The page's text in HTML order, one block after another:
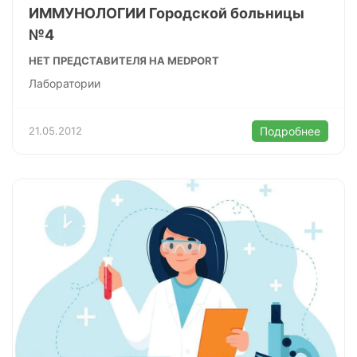
ИММУНОЛОГИИ Городской больницы
№4
НЕТ ПРЕДСТАВИТЕЛЯ НА MEDPORT
Лаборатории
21.05.2012 Подробнее